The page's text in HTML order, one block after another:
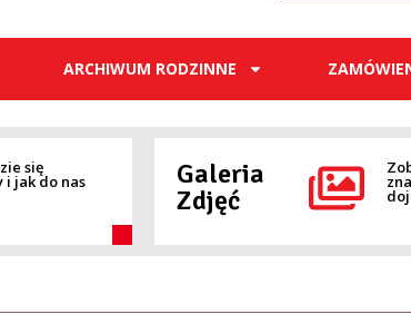
ARCHIWUM RODZINNE
się
i jak do nas
Galeria
Zdjęć